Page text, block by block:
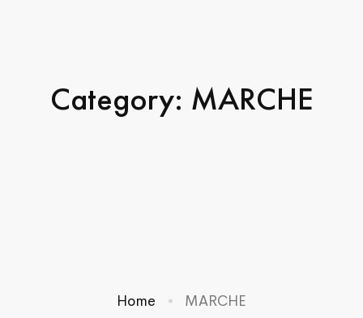
Category: MARCHE
Home MARCHE